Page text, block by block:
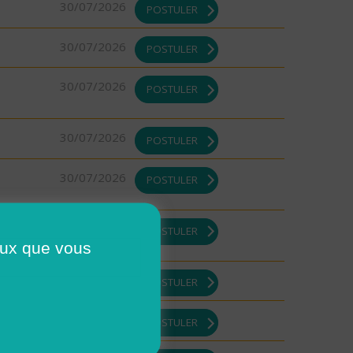
30/07/2026 POSTULER
30/07/2026 POSTULER
30/07/2026 POSTULER
30/07/2026 POSTULER
30/07/2026 POSTULER
POSTULER
POSTULER
POSTULER
que vous